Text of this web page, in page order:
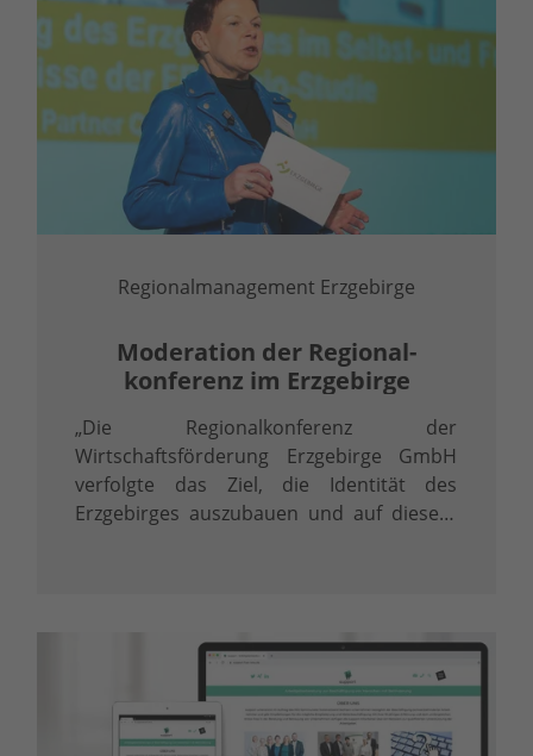
Regionalmanagement Erzgebirge
Moderation der Regional­
konferenz im Erzgebirge
„Die Regionalkonferenz der
Wirtschaftsförderung Erzgebirge GmbH
verfolgte das Ziel, die Identität des
Erzgebirges auszubauen und auf diesem